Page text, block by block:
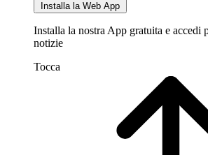
Installa la Web App
Installa la nostra App gratuita e accedi
notizie
Tocca